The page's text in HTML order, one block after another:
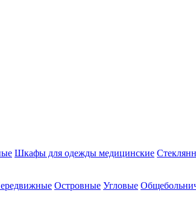
Шкафы для одежды медицинские
Островные Угловые